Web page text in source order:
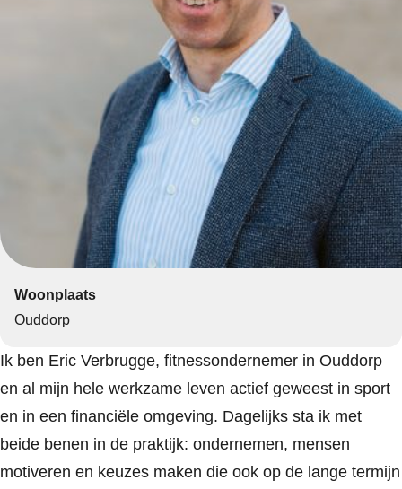
Woonplaats
Ouddorp
Ik ben Eric Verbrugge, fitnessondernemer in Ouddorp
en al mijn hele werkzame leven actief geweest in sport
en in een financiële omgeving. Dagelijks sta ik met
beide benen in de praktijk: ondernemen, mensen
motiveren en keuzes maken die ook op de lange termijn